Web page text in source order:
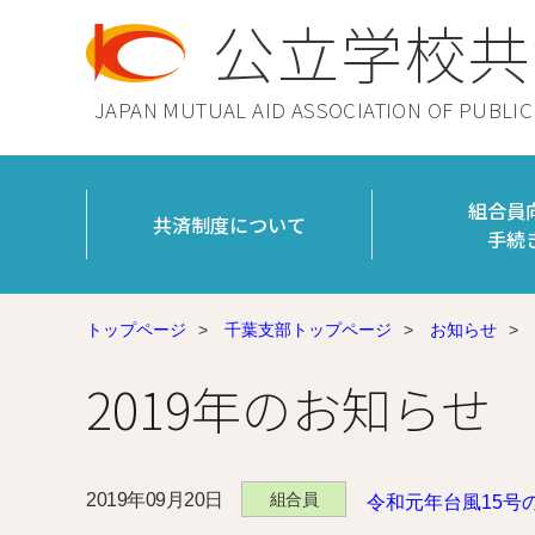
公立学校
JAPAN MUTUAL AID ASSOCIATION OF
共済制度について
組合員
手続
トップページ > 千葉支部トップページ > お知らせ >
2019年のお知らせ
2019年09月20日 組合員 令和元年台風15号